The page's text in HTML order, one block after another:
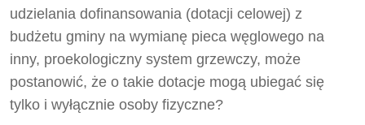
udzielania dofinansowania (dotacji celowej) z
budżetu gminy na wymianę pieca węglowego na
inny, proekologiczny system grzewczy, może
postanowić, że o takie dotacje mogą ubiegać się
tylko i wyłącznie osoby fizyczne?